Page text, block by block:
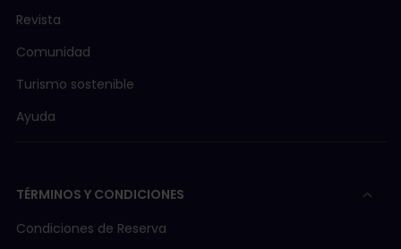
Revista
Comunidad
Turismo sostenible
Ayuda
TÉRMINOS Y CONDICIONES
Condiciones de Reserva